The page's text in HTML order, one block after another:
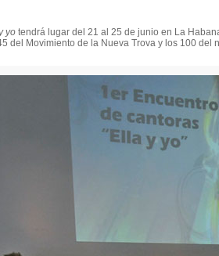
yotendrá lugar del 21 al 25 de junio en La
del Movimiento de la Nueva Trova y los 100 del